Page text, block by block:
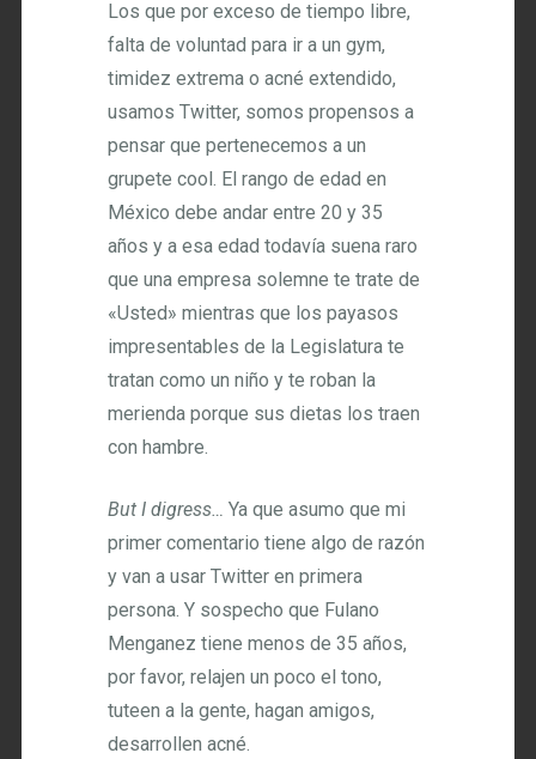
Los que por exceso de tiempo libre,
falta de voluntad para ir a un gym,
timidez extrema o acné extendido,
usamos Twitter, somos propensos a
pensar que pertenecemos a un
grupete cool. El rango de edad en
México debe andar entre 20 y 35
años y a esa edad todavía suena raro
que una empresa solemne te trate de
«Usted» mientras que los payasos
impresentables de la Legislatura te
tratan como un niño y te roban la
merienda porque sus dietas los traen
con hambre.
But I digress… Ya que asumo que mi
primer comentario tiene algo de razón
y van a usar Twitter en primera
persona. Y sospecho que Fulano
Menganez tiene menos de 35 años,
por favor, relajen un poco el tono,
tuteen a la gente, hagan amigos,
desarrollen acné.